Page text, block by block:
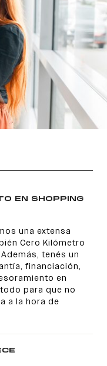
EN SHOPPING
una extensa
Cero Kilómetro
tenés un
financiación,
en
para que no
a la hora de